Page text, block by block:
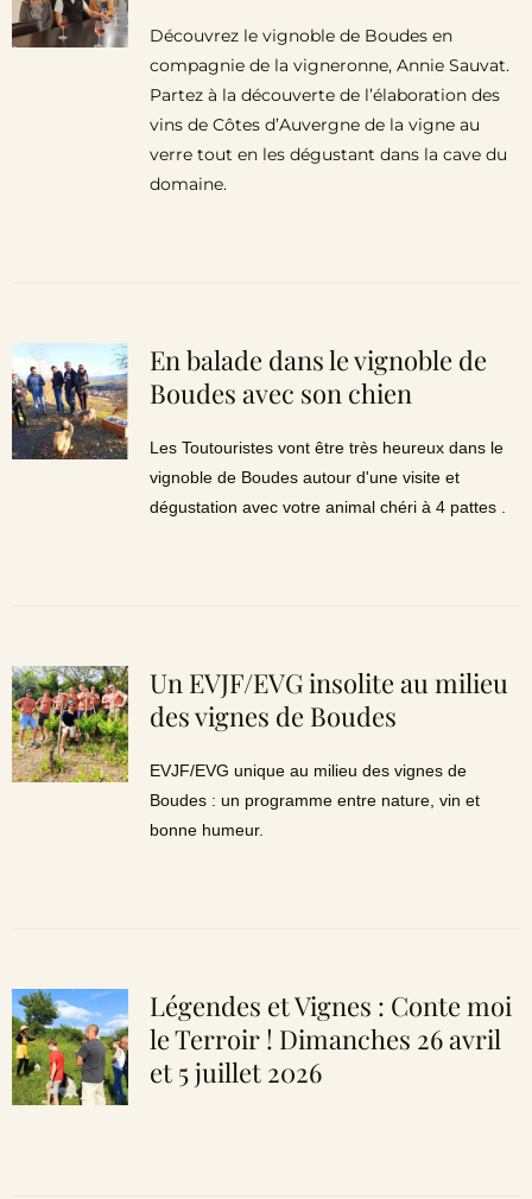
Découvrez le vignoble de Boudes en
compagnie de la vigneronne, Annie Sauvat.
Partez à la découverte de l’élaboration des
vins de Côtes d’Auvergne de la vigne au
verre tout en les dégustant dans la cave du
domaine.
En balade dans le vignoble de
Boudes avec son chien
Les Toutouristes vont être très heureux dans le
vignoble de Boudes autour d'une visite et
dégustation avec votre animal chéri à 4 pattes .
Un EVJF/EVG insolite au milieu
des vignes de Boudes
EVJF/EVG unique au milieu des vignes de
Boudes : un programme entre nature, vin et
bonne humeur.
Légendes et Vignes : Conte moi
le Terroir ! Dimanches 26 avril
et 5 juillet 2026